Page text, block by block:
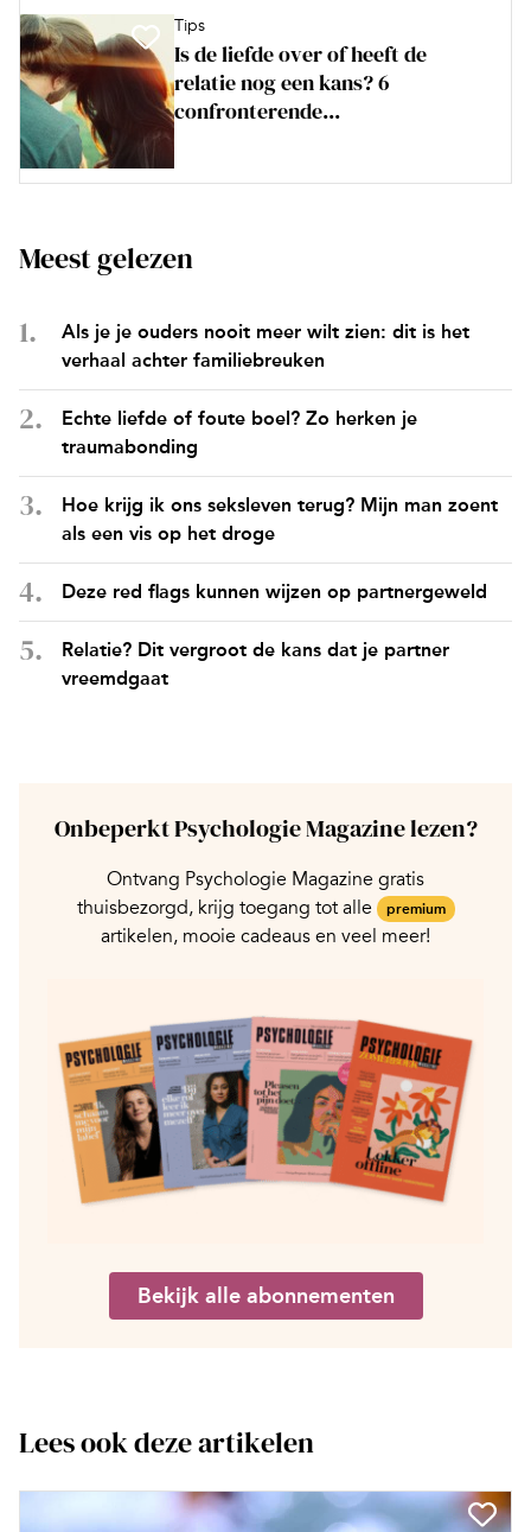
Tips
Is de liefde over of heeft de
relatie nog een kans? 6
confronterende...
Meest gelezen
Als je je ouders nooit meer wilt zien: dit is het
verhaal achter familiebreuken
Echte liefde of foute boel? Zo herken je
traumabonding
Hoe krijg ik ons seksleven terug? Mijn man zoent
als een vis op het droge
Deze red flags kunnen wijzen op partnergeweld
Relatie? Dit vergroot de kans dat je partner
vreemdgaat
Onbeperkt Psychologie Magazine lezen?
Ontvang Psychologie Magazine gratis
thuisbezorgd, krijg toegang tot alle
premium
artikelen, mooie cadeaus en veel meer!
Bekijk alle abonnementen
Lees ook deze artikelen